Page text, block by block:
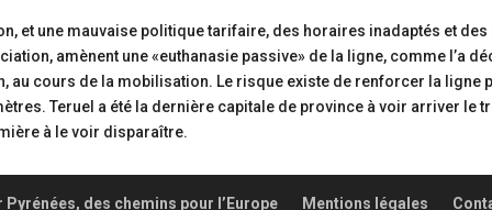
et une mauvaise politique tarifaire, des horaires inadaptés et
amènent une «euthanasie passive» de la ligne, comme l’a
au cours de la mobilisation. Le risque existe de renforcer la ligne
Teruel a été la dernière capitale de province à voir arriver le
à le voir disparaître.
Pyrénées, des chemins pour l’Europe Mentions légales